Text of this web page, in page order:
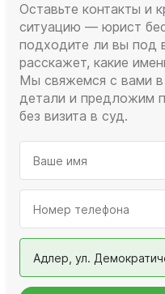
Оставьте контакты и
ситуацию — юрист
подходите ли вы под
расскажет, какие
Мы свяжемся с вами в
детали и предложим
без визита в суд.
Адлер, ул.